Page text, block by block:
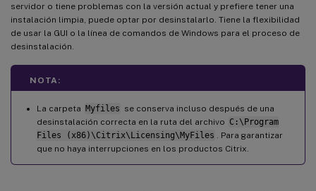
servidor o tiene problemas con la versión actual y prefiere tener una
instalación limpia, puede optar por desinstalarlo. Tiene la flexibilidad
de usar la GUI o la línea de comandos de Windows para el proceso de
desinstalación.
NOTA:
La carpeta Myfiles se conserva incluso después de una
desinstalación correcta en la ruta del archivo C:\Program
Files (x86)\Citrix\Licensing\MyFiles
. Para garantizar
que no haya interrupciones en los productos Citrix.